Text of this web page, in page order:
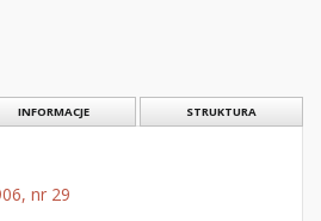
INFORMACJE STRUKTURA
nr 29